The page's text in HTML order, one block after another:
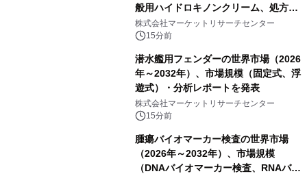
般用ハイドロキノンクリーム、処方用
ハイドロキノンクリーム）・分析レポ
ートを発表
株式会社マーケットリサーチセンター
15分前
潜水艦用フェンダーの世界市場（2026
年～2032年）、市場規模（固定式、浮
遊式）・分析レポートを発表
株式会社マーケットリサーチセンター
15分前
腫瘍バイオマーカー検査の世界市場
（2026年～2032年）、市場規模
（DNAバイオマーカー検査、RNAバイ